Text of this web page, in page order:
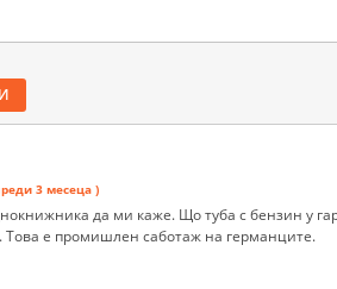
3 месеца )
да ми каже. Що туба с бензин у
Това е промишлен саботаж на германците.